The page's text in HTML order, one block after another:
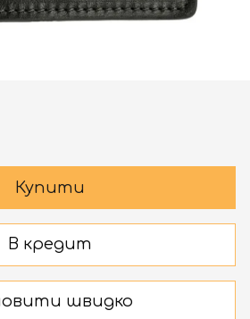
Купити
В кредит
швидко